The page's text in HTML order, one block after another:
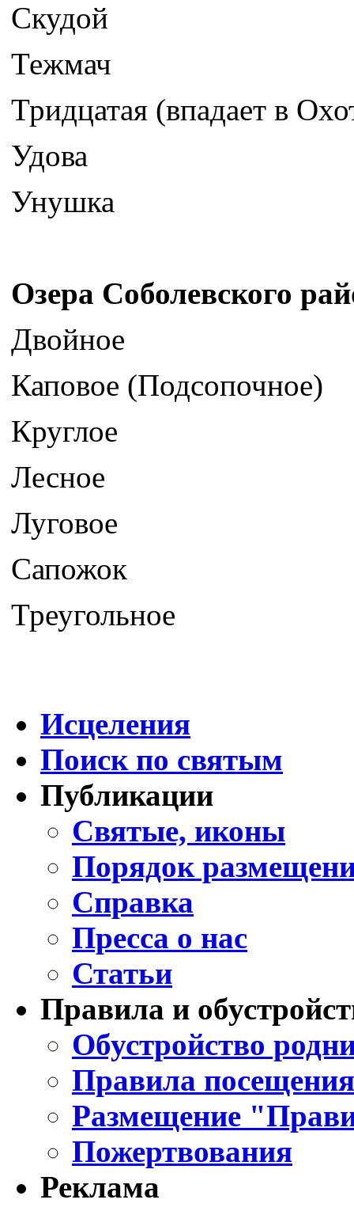
Скудой
Тежмач
Тридцатая (впадает в
Удова
Унушка
Озера Соболевского
Двойное
Каповое (Подсопочное)
Круглое
Лесное
Луговое
Сапожок
Треугольное
Исцеления
Поиск по святым
Публикации
Святые, иконы
Порядок
Справка
Пресса о нас
Статьи
Правила и
Обустройство
Правила
Размещение
Пожертвования
Реклама